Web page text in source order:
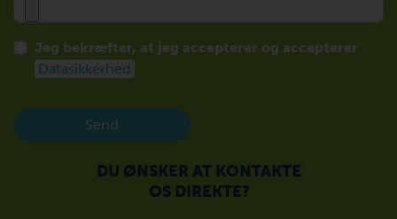
Jeg bekræfter, at jeg accepterer og accepterer
Datasikkerhed
Send
DU ØNSKER AT KONTAKTE
OS DIREKTE?